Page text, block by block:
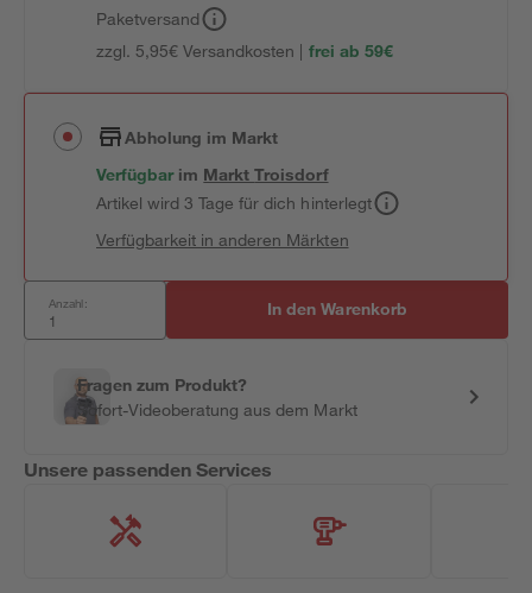
Paketversand
zzgl. 5,95€ Versandkosten | frei ab 59€
Abholung im Markt
Verfügbar im MarktTroisdorf
Artikel wird 3 Tage für dich hinterlegt
Verfügbarkeit in anderen Märkten
Anzahl: In den Warenkorb
Fragen zum Produkt?
Sofort-Videoberatung aus dem Markt
Unsere passenden Services